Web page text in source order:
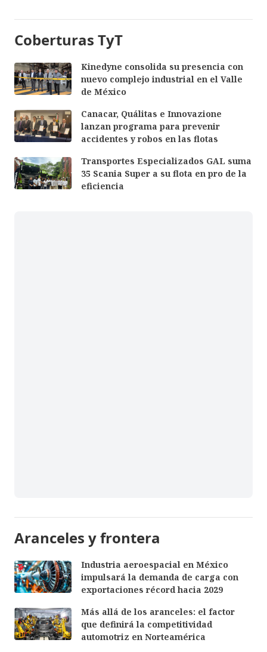
Coberturas TyT
Kinedyne consolida su presencia con
nuevo complejo industrial en el Valle
de México
Canacar, Quálitas e Innovazione
lanzan programa para prevenir
accidentes y robos en las flotas
Transportes Especializados GAL suma
35 Scania Super a su flota en pro de la
eficiencia
Aranceles y frontera
Industria aeroespacial en México
impulsará la demanda de carga con
exportaciones récord hacia 2029
Más allá de los aranceles: el factor
que definirá la competitividad
automotriz en Norteamérica